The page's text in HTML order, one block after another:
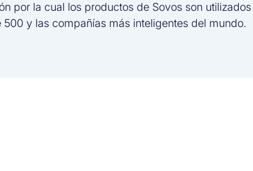
por la cual los productos de Sovos son
500 y las compañías más inteligentes del mundo.